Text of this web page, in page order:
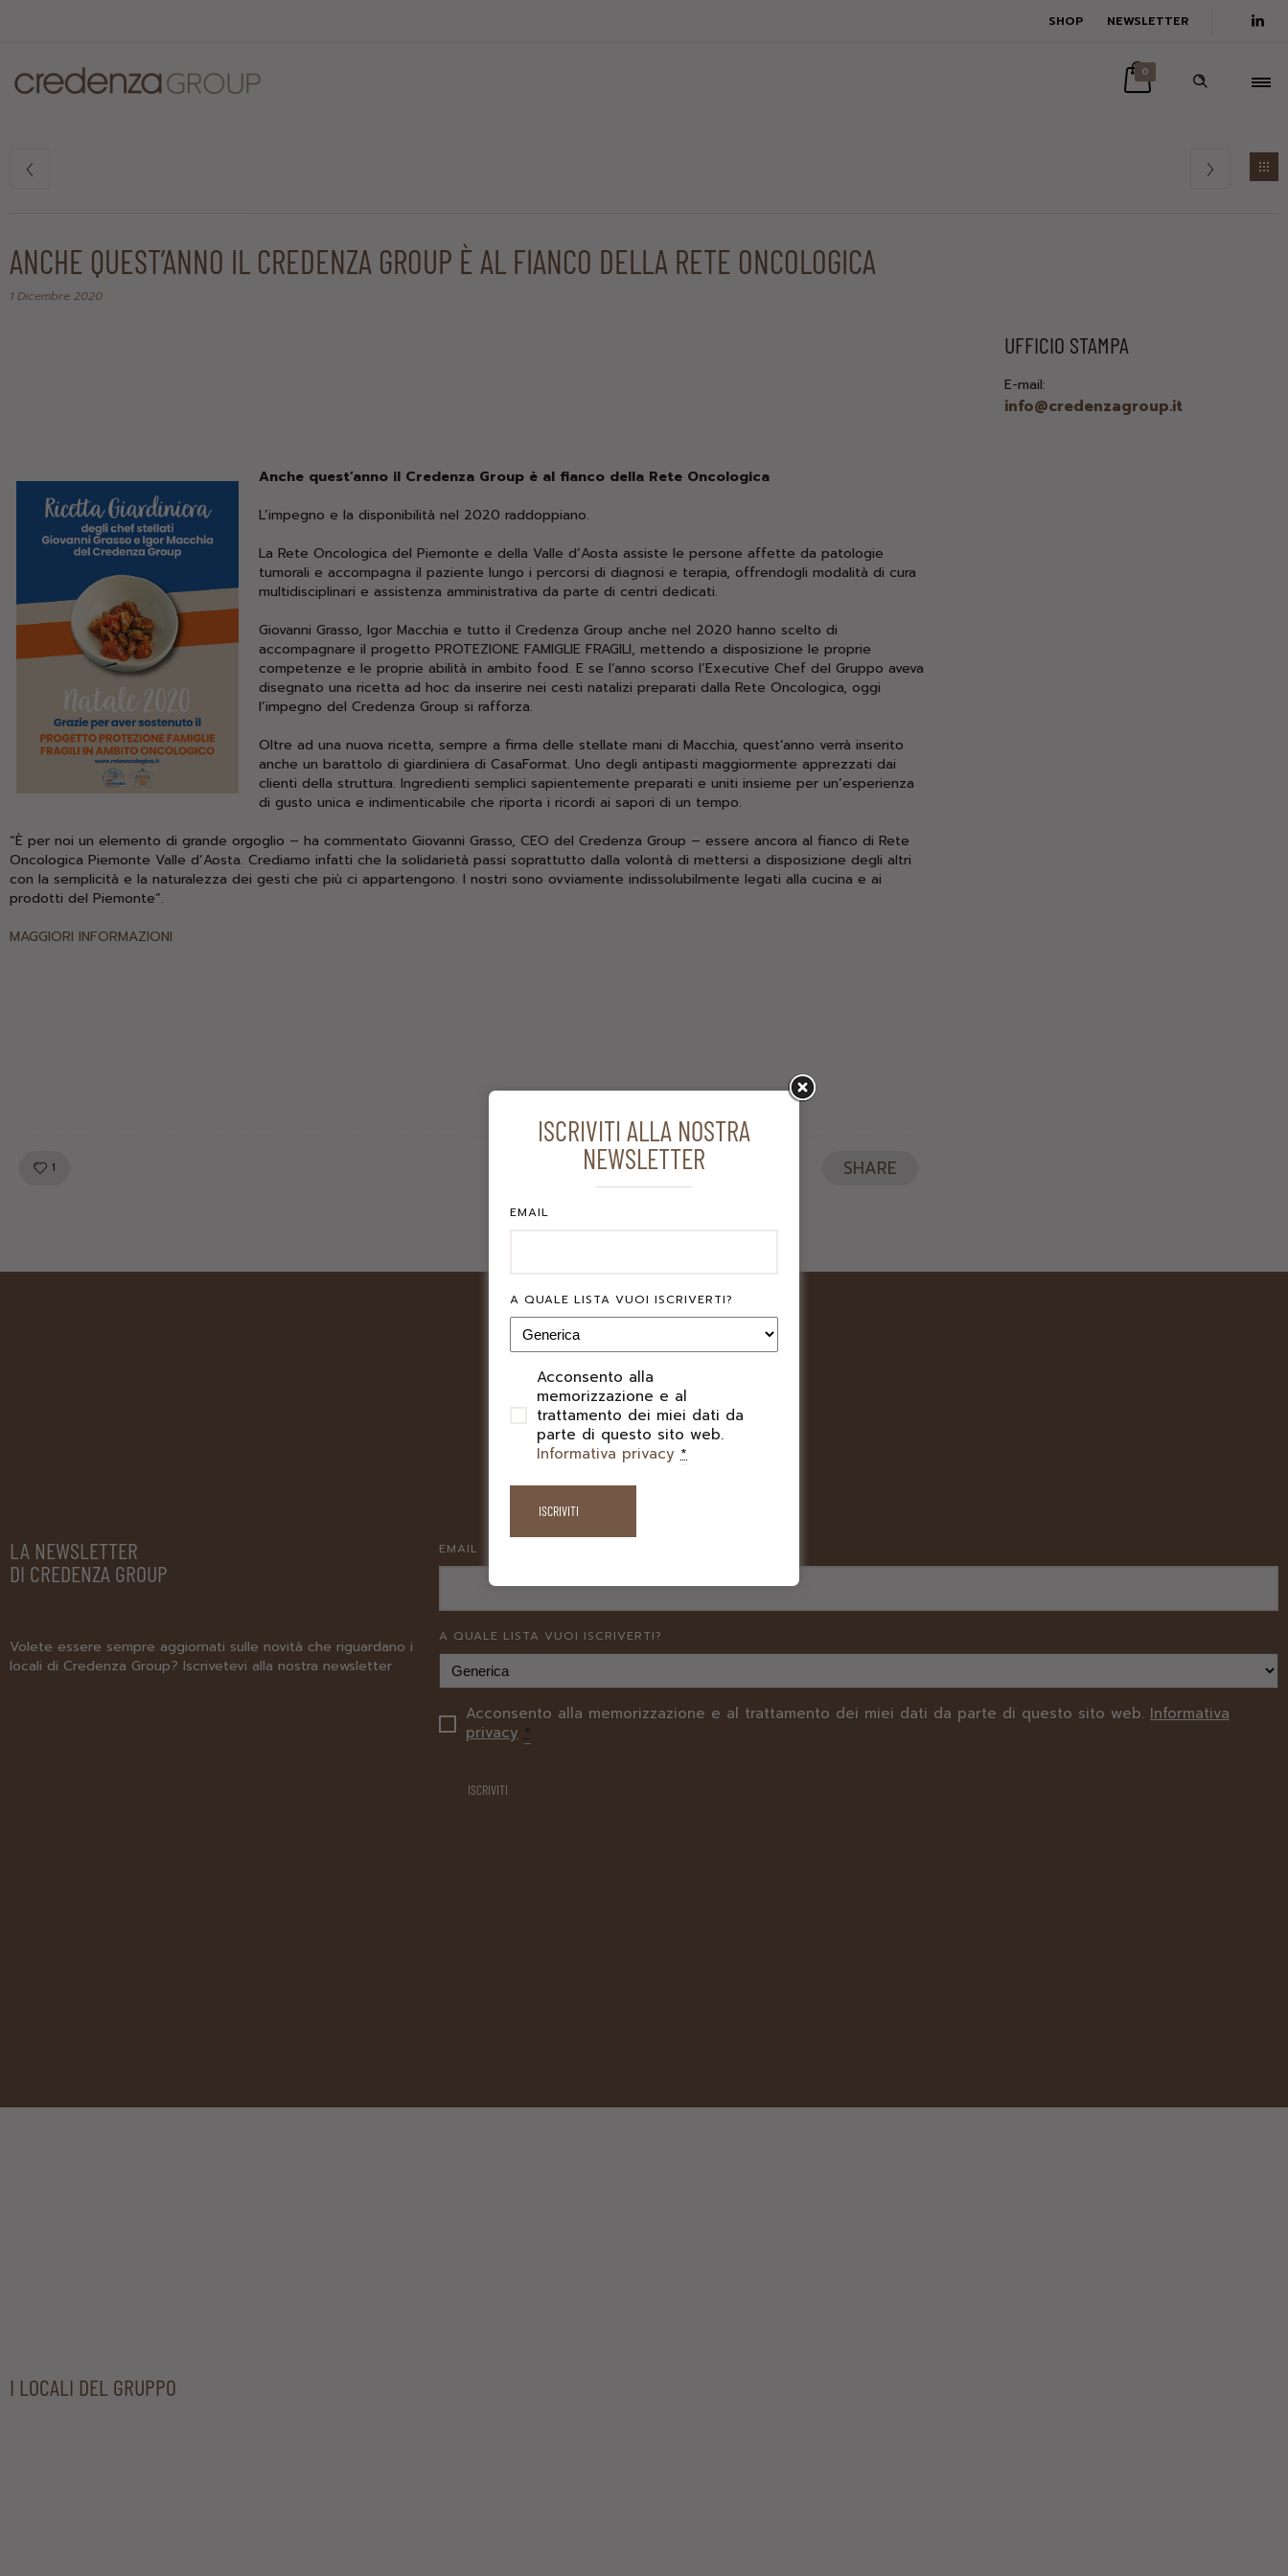
SHOP NEWSLETTER
0
ANCHE QUEST’ANNO IL CREDENZA GROUP È AL FIANCO DELLA RETE ONCOLOGICA
1 Dicembre 2020
Anche quest’anno il Credenza Group è al fianco della Rete Oncologica
L’impegno e la disponibilità nel 2020 raddoppiano.
La Rete Oncologica del Piemonte e della Valle d’Aosta assiste le persone affette da patologie
tumorali e accompagna il paziente lungo i percorsi di diagnosi e terapia, offrendogli modalità di cura
multidisciplinari e assistenza amministrativa da parte di centri dedicati.
Giovanni Grasso, Igor Macchia e tutto il Credenza Group anche nel 2020 hanno scelto di
accompagnare il progetto PROTEZIONE FAMIGLIE FRAGILI, mettendo a disposizione le proprie
competenze e le proprie abilità in ambito food. E se l’anno scorso l’Executive Chef del Gruppo aveva
disegnato una ricetta ad hoc da inserire nei cesti natalizi preparati dalla Rete Oncologica, oggi
l’impegno del Credenza Group si rafforza.
Oltre ad una nuova ricetta, sempre a firma delle stellate mani di Macchia, quest’anno verrà inserito
anche un barattolo di giardiniera di CasaFormat. Uno degli antipasti maggiormente apprezzati dai
clienti della struttura. Ingredienti semplici sapientemente preparati e uniti insieme per un’esperienza
di gusto unica e indimenticabile che riporta i ricordi ai sapori di un tempo.
“È per noi un elemento di grande orgoglio – ha commentato Giovanni Grasso, CEO del Credenza Group – essere ancora al fianco di Rete
Oncologica Piemonte Valle d’Aosta. Crediamo infatti che la solidarietà passi soprattutto dalla volontà di mettersi a disposizione degli altri
con la semplicità e la naturalezza dei gesti che più ci appartengono. I nostri sono ovviamente indissolubilmente legati alla cucina e ai
prodotti del Piemonte”.
MAGGIORI INFORMAZIONI
1 SHARE
UFFICIO STAMPA
E-mail:
info@credenzagroup.it
LA NEWSLETTER
DI CREDENZA GROUP
Volete essere sempre aggiornati sulle novità che riguardano i
locali di Credenza Group? Iscrivetevi alla nostra newsletter
EMAIL
A QUALE LISTA VUOI ISCRIVERTI?
PRIVACYAcconsento alla memorizzazione e al trattamento dei miei dati da parte di questo sito web. Informativa
privacy *
I LOCALI DEL GRUPPO
ISCRIVITI ALLA NOSTRA
NEWSLETTER
EMAIL
A QUALE LISTA VUOI ISCRIVERTI?
PRIVACY
Acconsento alla
memorizzazione e al
trattamento dei miei dati da
parte di questo sito web.
Informativa privacy *